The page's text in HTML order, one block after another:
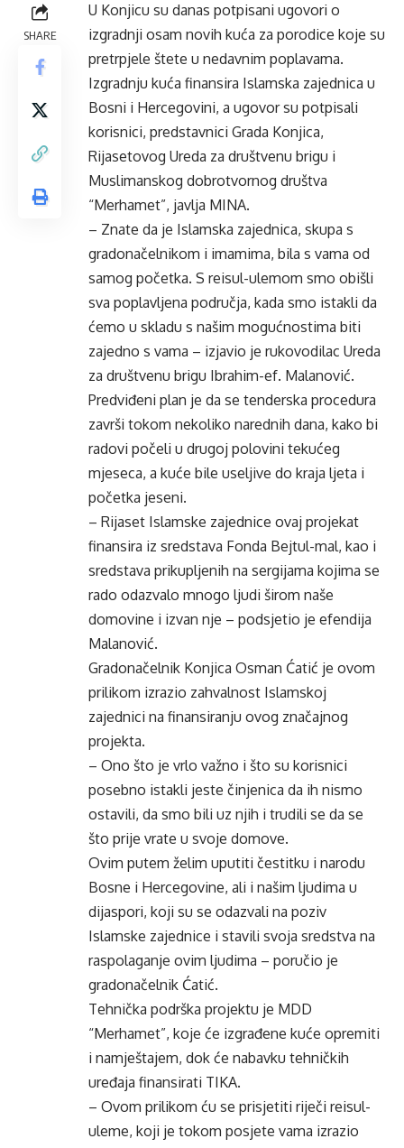
SHARE
U Konjicu su danas potpisani ugovori o
izgradnji osam novih kuća za porodice koje su
pretrpjele štete u nedavnim poplavama.
Izgradnju kuća finansira Islamska zajednica u
Bosni i Hercegovini, a ugovor su potpisali
korisnici, predstavnici Grada Konjica,
Rijasetovog Ureda za društvenu brigu i
Muslimanskog dobrotvornog društva
“Merhamet”, javlja MINA.
– Znate da je Islamska zajednica, skupa s
gradonačelnikom i imamima, bila s vama od
samog početka. S reisul-ulemom smo obišli
sva poplavljena područja, kada smo istakli da
ćemo u skladu s našim mogućnostima biti
zajedno s vama – izjavio je rukovodilac Ureda
za društvenu brigu Ibrahim-ef. Malanović.
Predviđeni plan je da se tenderska procedura
završi tokom nekoliko narednih dana, kako bi
radovi počeli u drugoj polovini tekućeg
mjeseca, a kuće bile useljive do kraja ljeta i
početka jeseni.
– Rijaset Islamske zajednice ovaj projekat
finansira iz sredstava Fonda Bejtul-mal, kao i
sredstava prikupljenih na sergijama kojima se
rado odazvalo mnogo ljudi širom naše
domovine i izvan nje – podsjetio je efendija
Malanović.
Gradonačelnik Konjica Osman Ćatić je ovom
prilikom izrazio zahvalnost Islamskoj
zajednici na finansiranju ovog značajnog
projekta.
– Ono što je vrlo važno i što su korisnici
posebno istakli jeste činjenica da ih nismo
ostavili, da smo bili uz njih i trudili se da se
što prije vrate u svoje domove.
Ovim putem želim uputiti čestitku i narodu
Bosne i Hercegovine, ali i našim ljudima u
dijaspori, koji su se odazvali na poziv
Islamske zajednice i stavili svoja sredstva na
raspolaganje ovim ljudima – poručio je
gradonačelnik Ćatić.
Tehnička podrška projektu je MDD
“Merhamet”, koje će izgrađene kuće opremiti
i namještajem, dok će nabavku tehničkih
uređaja finansirati TIKA.
– Ovom prilikom ću se prisjetiti riječi reisul-
uleme, koji je tokom posjete vama izrazio